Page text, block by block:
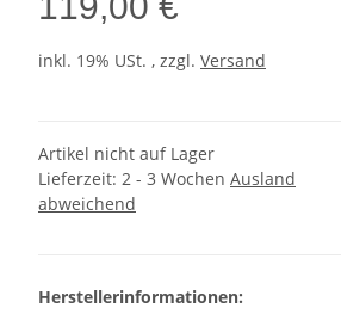
inkl. 19% USt. , zzgl. Versand
Artikel nicht auf Lager
Lieferzeit: 2 - 3 Wochen Ausland
abweichend
Herstellerinformationen: